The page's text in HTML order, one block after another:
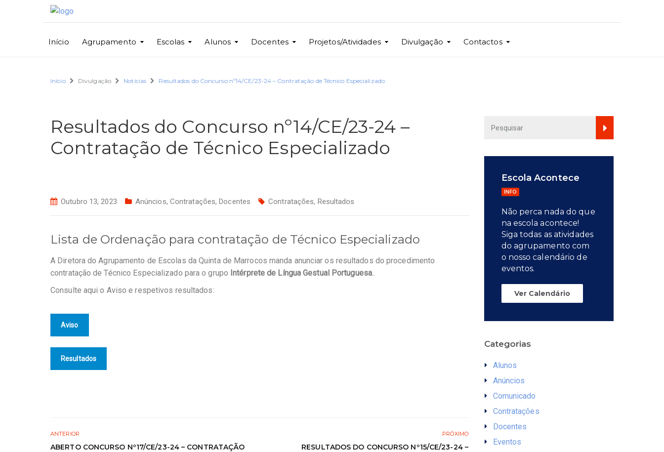
Início Agrupamento Escolas Alunos Docentes Projetos/Atividades Divulgação Contactos
Início Divulgação Notícias Resultados do Concurso nº14/CE/23-24 – Contratação de Técnico Especializado
Resultados do Concurso nº14/CE/23-24 –
Contratação de Técnico Especializado
Outubro 13, 2023 Anúncios, Contratações,Docentes Contratações, Resultados
Lista de Ordenação para contratação de Técnico Especializado
A Diretora do Agrupamento de Escolas da Quinta de Marrocos manda anunciar os resultados do procedimento
contratação de Técnico Especializado para o grupo Intérprete de Língua Gestual Portuguesa..
Consulte aqui o Aviso e respetivos resultados:
Aviso
Resultados
ANTERIOR
ABERTO CONCURSO Nº17/CE/23-24 – CONTRATAÇÃO
PRÓXIMO
RESULTADOS DO CONCURSO Nº15/CE/23-24 –
Escola Acontece
INFO
Não perca nada do que
na escola acontece!
Siga todas as atividades
do agrupamento com
o nosso calendário de
eventos.
Ver Calendário
Categorias
Alunos
Anúncios
Comunicado
Contratações
Docentes
Eventos